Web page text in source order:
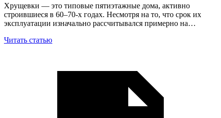
Хрущевки — это типовые пятиэтажные дома, активно
строившиеся в 60–70-х годах. Несмотря на то, что срок их
эксплуатации изначально рассчитывался примерно на…
Читать статью